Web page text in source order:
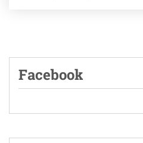
Facebook